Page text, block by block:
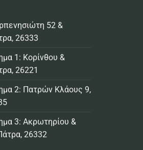
52 &
26333
1: Κορίνθου &
26221
2: Πατρών Κλάους 9,
3: Ακρωτηρίου &
26332